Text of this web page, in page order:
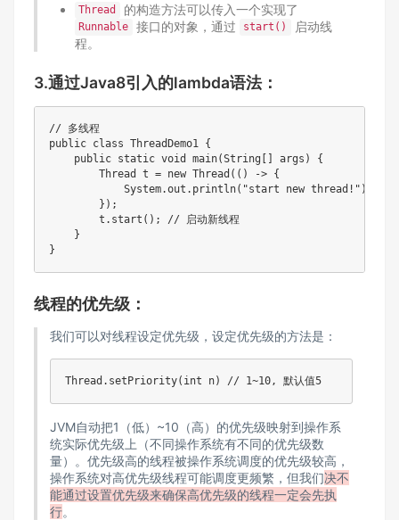
Thread 的构造方法可以传入一个实现了
Runnable 接口的对象，通过 start()
启动线
程。
3.通过Java8引入的lambda语法：
// 多线程
public class ThreadDemo1 {
    public static void main(String[] args) {
        Thread t = new Thread(() -> {
            System.out.println("start new thread!");
        });
        t.start(); // 启动新线程
    }
}
线程的优先级：
我们可以对线程设定优先级，设定优先级的方法是：
Thread.setPriority(int n) // 1~10, 默认值5
JVM自动把1（低）~10（高）的优先级映射到操作系
统实际优先级上（不同操作系统有不同的优先级数
量）。优先级高的线程被操作系统调度的优先级较高，
操作系统对高优先级线程可能调度更频繁，但我们决不
能通过设置优先级来确保高优先级的线程一定会先执
行。